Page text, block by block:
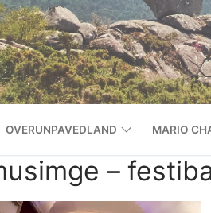
OVERUNPAVEDLAND MARIO
–